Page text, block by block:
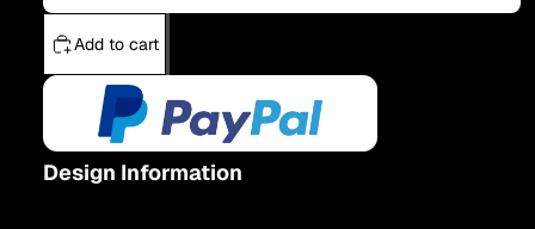
Add to cart
Design Information